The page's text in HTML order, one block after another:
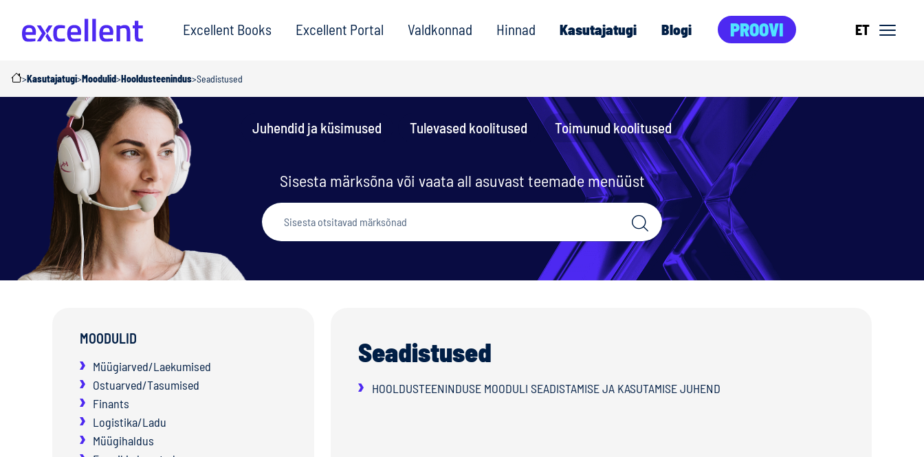
Excellent Books Excellent Portal Valdkonnad Hinnad Kasutajatugi Blogi PROOVI ET
>Kasutajatugi>Moodulid>Hooldusteenindus>Seadistused
Juhendid ja küsimused Tulevased koolitused Toimunud koolitused
Sisesta märksõna või vaata all asuvast teemade menüüst
MOODULID
Müügiarved/Laekumised
Ostuarved/Tasumised
Finants
Logistika/Ladu
Müügihaldus
Seadistused
HOOLDUSTEENINDUSE MOODULI SEADISTAMISE JA KASUTAMISE JUHEND